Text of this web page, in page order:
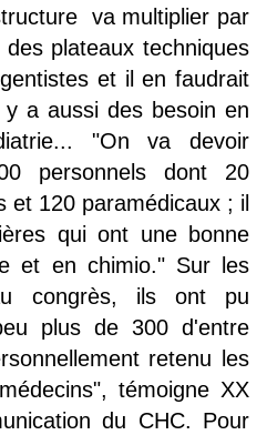
va multiplier par
plateaux techniques
et il en faudrait
a aussi des besoin en
"On va devoir
personnels dont 20
et 120 paramédicaux ; il
qui ont une bonne
et en chimio." Sur les
congrès, ils ont pu
plus de 300 d'entre
retenu les
témoigne XX
du CHC. Pour